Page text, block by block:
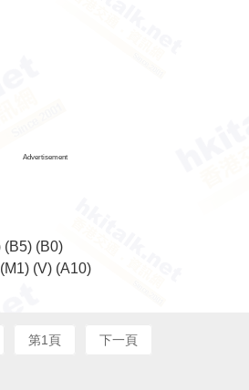
Advertisement
(B5) (B0)
(M1) (V) (A10)
第1頁 下一頁